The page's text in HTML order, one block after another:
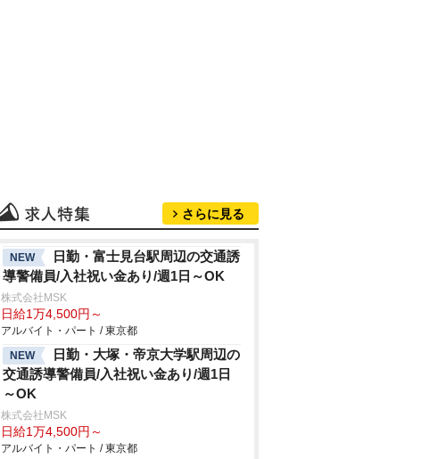
さらに見る
NEW
日勤・富士見台駅周辺の交通誘
導警備員/入社祝い金あり/週1日～OK
株式会社MSK
日給1万4,500円～
アルバイト・パート / 東京都
NEW
日勤・大塚・帝京大学駅周辺の
交通誘導警備員/入社祝い金あり/週1日
～OK
株式会社MSK
日給1万4,500円～
アルバイト・パート / 東京都